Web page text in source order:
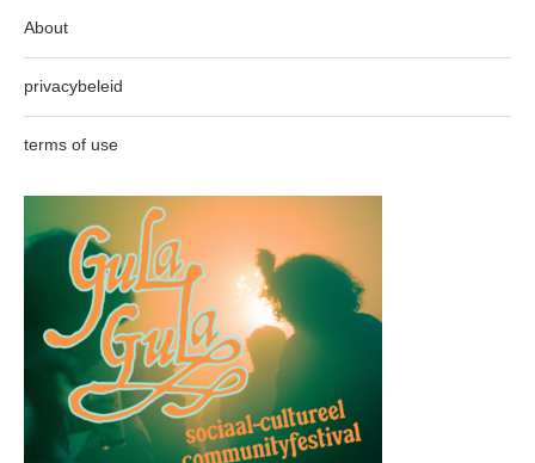
About
privacybeleid
terms of use